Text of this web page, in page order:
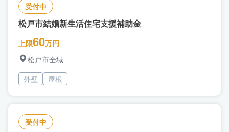
受付中
松戸市結婚新生活住宅支援補助金
上限60万円
松戸市全域
外壁
屋根
受付中